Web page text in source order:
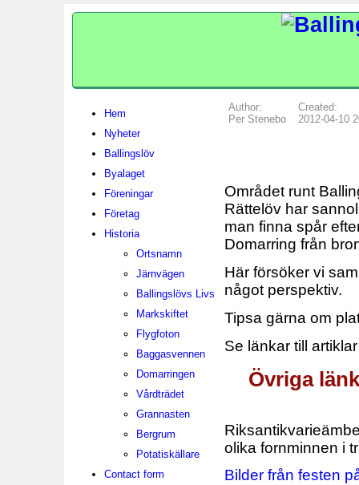
Hem
Nyheter
Ballingslöv
Byalaget
Föreningar
Företag
Historia
Ortsnamn
Järnvägen
Ballingslövs Livs
Markskiftet
Flygfoton
Baggasvennen
Domarringen
Vårdträdet
Grannasten
Bergrum
Potatiskällare
Contact form
Author:
Per Stenebo
Created:
2012-04-10
Området runt
Rättelöv har
man finna spår
Domarring från
Här försöker vi
något perspektiv.
Tipsa gärna om
Se länkar till
Övriga
olika fornminnen i
Bilder från festen